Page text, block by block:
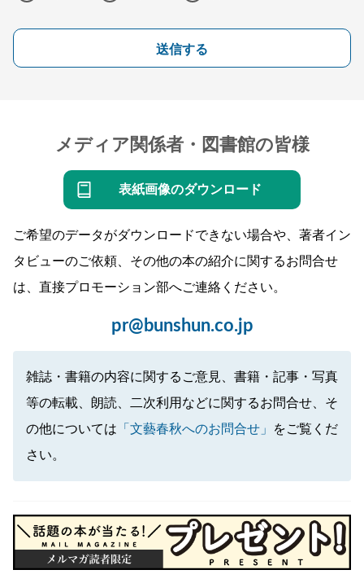
送信する
メディア関係者・図書館の皆様
表紙画像のダウンロード
ご希望のデータがダウンロードできない場合や、著者イン
タビューのご依頼、その他の本の紹介に関するお問合せ
は、直接プロモーション部へご連絡ください。
pr@bunshun.co.jp
雑誌・書籍の内容に関するご意見、書籍・記事・写真
等の転載、朗読、二次利用などに関するお問合せ、そ
の他については 「文藝春秋へのお問合せ」
をご覧くだ
さい。